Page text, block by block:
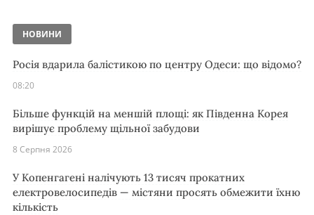
НОВИНИ
Росія вдарила балістикою по центру Одеси: що відомо?
08:20
Більше функцій на меншій площі: як Південна Корея
вирішує проблему щільної забудови
8 Серпня 2026
У Копенгагені налічують 13 тисяч прокатних
електровелосипедів — містяни просять обмежити їхню
кількість